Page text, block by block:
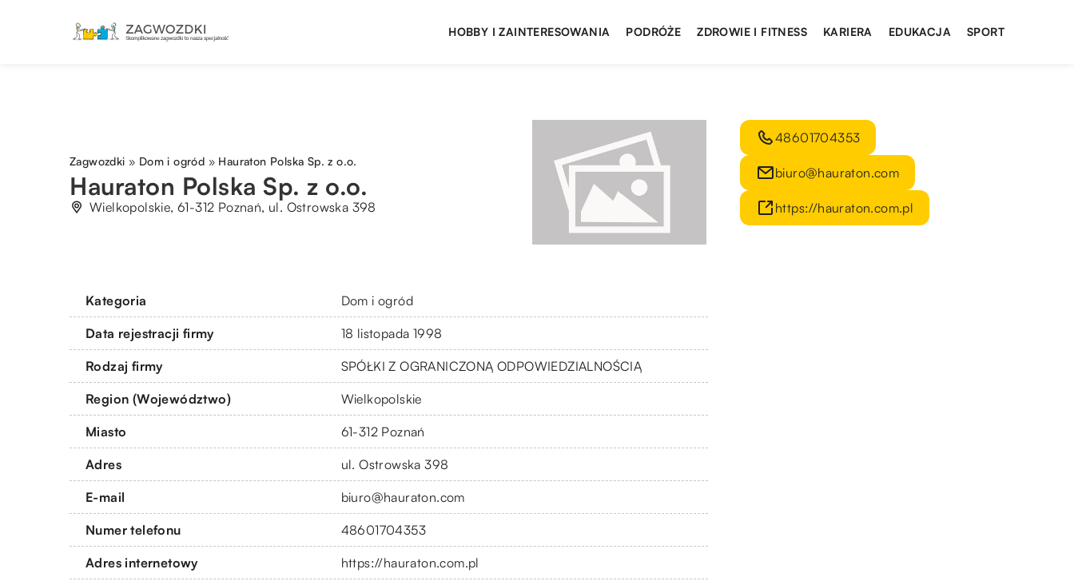
HOBBY I ZAINTERESOWANIA PODRÓŻE ZDROWIE I FITNESS KARIERA EDUKACJA SPORT
Zagwozdki » Dom i ogród » Hauraton Polska Sp. z o.o.
Hauraton Polska Sp. z o.o.
Wielkopolskie, 61-312 Poznań, ul. Ostrowska 398
Kategoria Dom i ogród
Data rejestracji firmy 18 listopada 1998
Rodzaj firmy SPÓŁKI Z OGRANICZONĄ ODPOWIEDZIALNOŚCIĄ
Region (Województwo) Wielkopolskie
Miasto 61-312 Poznań
Adres ul. Ostrowska 398
E-mail biuro@hauraton.com
Numer telefonu 48601704353
Adres internetowy https://hauraton.com.pl
48601704353
biuro@hauraton.com
https://hauraton.com.pl